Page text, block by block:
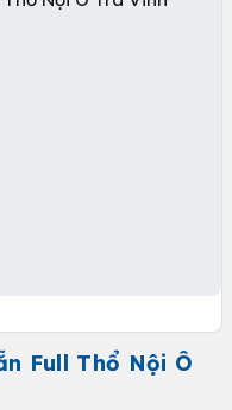
Full Thổ Nội Ô